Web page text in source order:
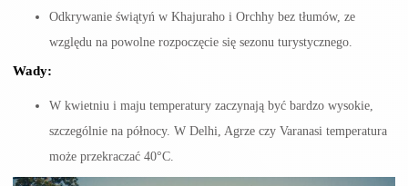
Odkrywanie świątyń w Khajuraho i Orchhy bez tłumów, ze
względu na powolne rozpoczęcie się sezonu turystycznego.
Wady:
W kwietniu i maju temperatury zaczynają być bardzo wysokie,
szczególnie na północy. W Delhi, Agrze czy Varanasi temperatura
może przekraczać 40°C.